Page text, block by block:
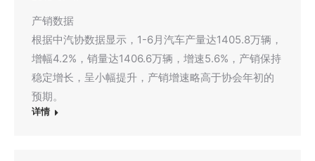
产销数据
根据中汽协数据显示，1-6月汽车产量达1405.8万辆，
增幅4.2%，销量达1406.6万辆，增速5.6%，产销保持
稳定增长，呈小幅提升，产销增速略高于协会年初的
预期。
详情